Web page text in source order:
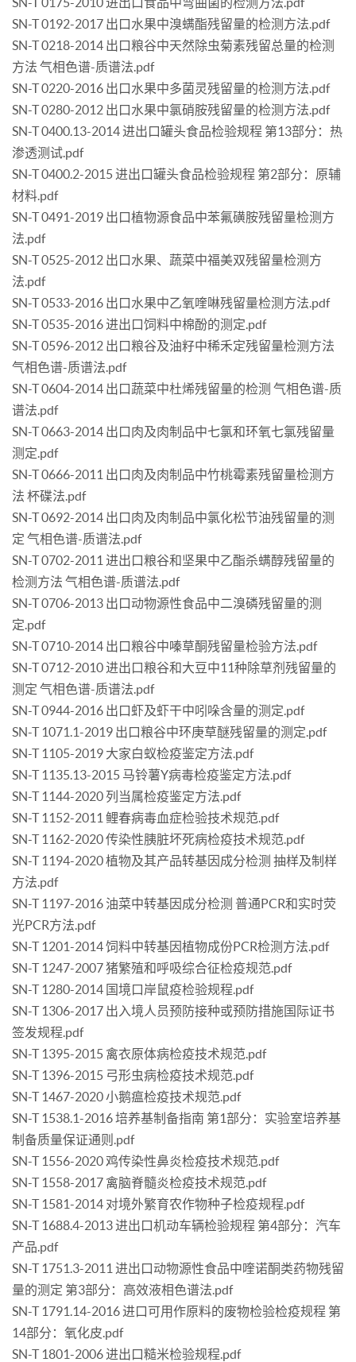
SN-T 0192-2017 出口水果中溴螨酯残留量的检测方法.pdf
SN-T 0218-2014 出口粮谷中天然除虫菊素残留总量的检测
方法 气相色谱-质谱法.pdf
SN-T 0220-2016 出口水果中多菌灵残留量的检测方法.pdf
SN-T 0280-2012 出口水果中氯硝胺残留量的检测方法.pdf
SN-T 0400.13-2014 进出口罐头食品检验规程 第13部分：热
渗透测试.pdf
SN-T 0400.2-2015 进出口罐头食品检验规程 第2部分：原辅
材料.pdf
SN-T 0491-2019 出口植物源食品中苯氟磺胺残留量检测方
法.pdf
SN-T 0525-2012 出口水果、蔬菜中福美双残留量检测方
法.pdf
SN-T 0533-2016 出口水果中乙氧喹啉残留量检测方法.pdf
SN-T 0535-2016 进出口饲料中棉酚的测定.pdf
SN-T 0596-2012 出口粮谷及油籽中稀禾定残留量检测方法
气相色谱-质谱法.pdf
SN-T 0604-2014 出口蔬菜中杜烯残留量的检测 气相色谱-质
谱法.pdf
SN-T 0663-2014 出口肉及肉制品中七氯和环氧七氯残留量
测定.pdf
SN-T 0666-2011 出口肉及肉制品中竹桃霉素残留量检测方
法 杯碟法.pdf
SN-T 0692-2014 出口肉及肉制品中氯化松节油残留量的测
定 气相色谱-质谱法.pdf
SN-T 0702-2011 进出口粮谷和坚果中乙酯杀螨醇残留量的
检测方法 气相色谱-质谱法.pdf
SN-T 0706-2013 出口动物源性食品中二溴磷残留量的测
定.pdf
SN-T 0710-2014 出口粮谷中嗪草酮残留量检验方法.pdf
SN-T 0712-2010 进出口粮谷和大豆中11种除草剂残留量的
测定 气相色谱-质谱法.pdf
SN-T 0944-2016 出口虾及虾干中吲哚含量的测定.pdf
SN-T 1071.1-2019 出口粮谷中环庚草醚残留量的测定.pdf
SN-T 1105-2019 大家白蚁检疫鉴定方法.pdf
SN-T 1135.13-2015 马铃薯Y病毒检疫鉴定方法.pdf
SN-T 1144-2020 列当属检疫鉴定方法.pdf
SN-T 1152-2011 鲤春病毒血症检验技术规范.pdf
SN-T 1162-2020 传染性胰脏坏死病检疫技术规范.pdf
SN-T 1194-2020 植物及其产品转基因成分检测 抽样及制样
方法.pdf
SN-T 1197-2016 油菜中转基因成分检测 普通PCR和实时荧
光PCR方法.pdf
SN-T 1201-2014 饲料中转基因植物成份PCR检测方法.pdf
SN-T 1247-2007 猪繁殖和呼吸综合征检疫规范.pdf
SN-T 1280-2014 国境口岸鼠疫检验规程.pdf
SN-T 1306-2017 出入境人员预防接种或预防措施国际证书
签发规程.pdf
SN-T 1395-2015 禽衣原体病检疫技术规范.pdf
SN-T 1396-2015 弓形虫病检疫技术规范.pdf
SN-T 1467-2020 小鹅瘟检疫技术规范.pdf
SN-T 1538.1-2016 培养基制备指南 第1部分：实验室培养基
制备质量保证通则.pdf
SN-T 1556-2020 鸡传染性鼻炎检疫技术规范.pdf
SN-T 1558-2017 禽脑脊髓炎检疫技术规范.pdf
SN-T 1581-2014 对境外繁育农作物种子检疫规程.pdf
SN-T 1688.4-2013 进出口机动车辆检验规程 第4部分：汽车
产品.pdf
SN-T 1751.3-2011 进出口动物源性食品中喹诺酮类药物残留
量的测定 第3部分：高效液相色谱法.pdf
SN-T 1791.14-2016 进口可用作原料的废物检验检疫规程 第
14部分：氧化皮.pdf
SN-T 1801-2006 进出口糙米检验规程.pdf